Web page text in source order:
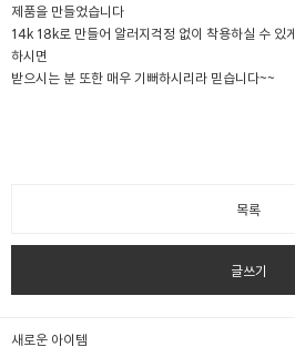
제품을 만들었습니다
14k 18k로 만들어 알러지걱정 없이 착용하실 수 있
하시면
받으시는 분 또한 매우 기뻐하시리라 믿습니다~~
목록
글쓰기
새로운 아이템